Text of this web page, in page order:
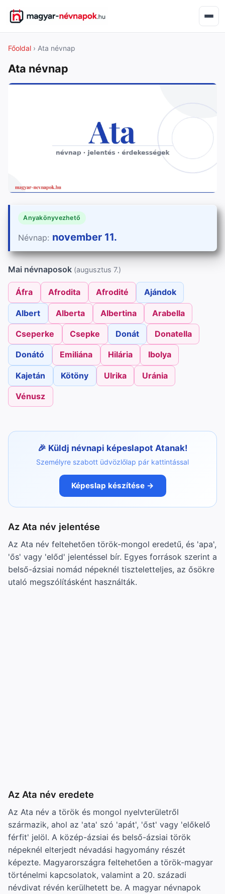
Főoldal › Ata névnap
Ata névnap
Anyakönyvezhető
Névnap: november 11.
Mai névnaposok (augusztus 7.)
Áfra Afrodita Afrodité Ajándok
Albert Alberta Albertina Arabella
Cseperke Csepke Donát Donatella
Donátó Emiliána Hilária Ibolya
Kajetán Kötöny Ulrika Uránia
Vénusz
Küldj névnapi képeslapot Atanak!
Személyre szabott üdvözlőlap pár kattintással
Képeslap készítése →
Az Ata név jelentése
Az Ata név feltehetően török-mongol eredetű, és 'apa',
'ős' vagy 'előd' jelentéssel bír. Egyes források szerint a
belső-ázsiai nomád népeknél tiszteletteljes, az ősökre
utaló megszólításként használták.
Az Ata név eredete
Az Ata név a török és mongol nyelvterületről
származik, ahol az 'ata' szó 'apát', 'őst' vagy 'előkelő
férfit' jelöl. A közép-ázsiai és belső-ázsiai török
népeknél elterjedt névadási hagyomány részét
képezte. Magyarországra feltehetően a török-magyar
történelmi kapcsolatok, valamint a 20. századi
névdivat révén kerülhetett be. A magyar névnapok